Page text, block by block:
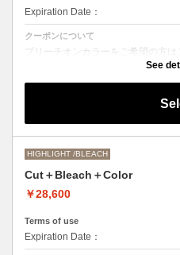
Expiration Date：
クーポンについて
ブリーチオンカラーをご希望の方
イクロバブルシャンプー込み
で、料金が前後する場合がございま
現できない場合がございます。
●髪の長さにより別途ロング料金を
See
HIGHLIGHT /BLEACH
Cut＋Bleach＋Color
￥28,600
Terms of use
Expiration Date：